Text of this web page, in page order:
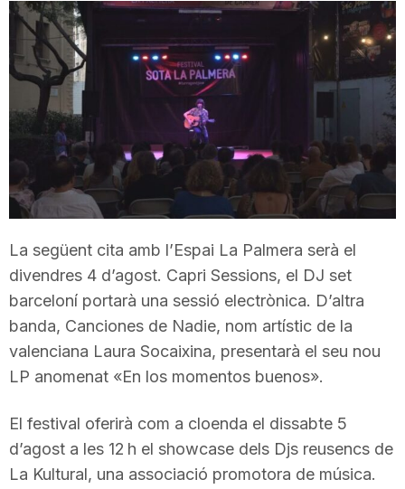
d
e
a
r
r
a
g
La següent cita amb l’Espai La Palmera serà el
divendres 4 d’agost. Capri Sessions, el DJ set
barceloní portarà una sessió electrònica. D’altra
banda, Canciones de Nadie, nom artístic de la
valenciana Laura Socaixina, presentarà el seu nou
LP anomenat «En los momentos buenos».
El festival oferirà com a cloenda el dissabte 5
d’agost a les 12 h el showcase dels Djs reusencs de
La Kultural, una associació promotora de música.